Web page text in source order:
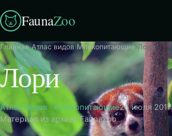
FaunaZoo
Главная›Атлас видов›Млекопитающие›Лори
Лори
Атлас видов · Млекопитающие26 июля 2017
Материал из архива FaunaZoo